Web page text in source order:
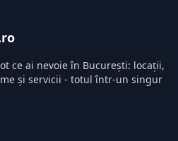
ce ai nevoie în București: locații,
și servicii - totul într-un singur